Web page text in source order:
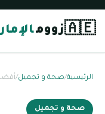
🇦🇪زووم
الرئيسية/صحة و تجميل/أفضل
صحة و تجميل